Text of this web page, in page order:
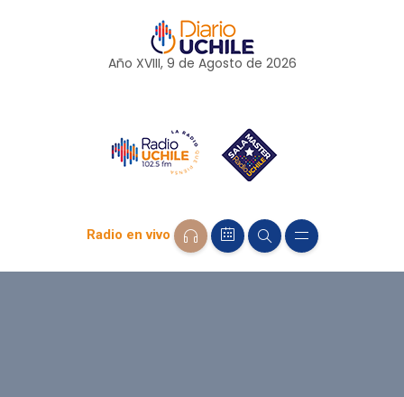
Año XVIII, 9 de Agosto de 2026
Radio en vivo